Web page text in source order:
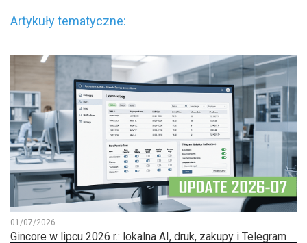
Artykuły tematyczne:
01/07/2026
Gincore w lipcu 2026 r.: lokalna AI, druk, zakupy i Telegram